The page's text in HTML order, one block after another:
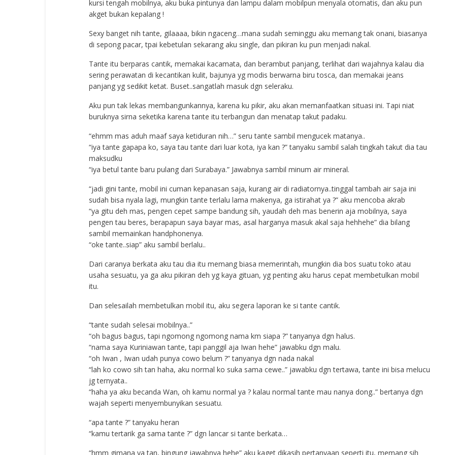
kursi tengah mobilnya, aku buka pintunya dan lampu dalam mobilpun menyala otomatis, dan aku pun
akget bukan kepalang !
Sexy banget nih tante, gilaaaa, bikin ngaceng…mana sudah seminggu aku memang tak onani, biasanya
di sepong pacar, tpai kebetulan sekarang aku single, dan pikiran ku pun menjadi nakal.
Tante itu berparas cantik, memakai kacamata, dan berambut panjang, terlihat dari wajahnya kalau dia
sering perawatan di kecantikan kulit, bajunya yg modis berwarna biru tosca, dan memakai jeans
panjang yg sedikit ketat. Buset..sangatlah masuk dgn seleraku.
Aku pun tak lekas membangunkannya, karena ku pikir, aku akan memanfaatkan situasi ini. Tapi niat
buruknya sirna seketika karena tante itu terbangun dan menatap takut padaku.
“ehmm mas aduh maaf saya ketiduran nih…” seru tante sambil mengucek matanya..
“iya tante gapapa ko, saya tau tante dari luar kota, iya kan ?” tanyaku sambil salah tingkah takut dia tau
maksudku
“iya betul tante baru pulang dari Surabaya.” Jawabnya sambil minum air mineral.
“jadi gini tante, mobil ini cuman kepanasan saja, kurang air di radiatornya..tinggal tambah air saja ini
sudah bisa nyala lagi, mungkin tante terlalu lama makenya, ga istirahat ya ?” aku mencoba akrab
“ya gitu deh mas, pengen cepet sampe bandung sih, yaudah deh mas benerin aja mobilnya, saya
pengen tau beres, berapapun saya bayar mas, asal harganya masuk akal saja hehhehe” dia bilang
sambil memainkan handphonenya.
“oke tante..siap” aku sambil berlalu..
Dari caranya berkata aku tau dia itu memang biasa memerintah, mungkin dia bos suatu toko atau
usaha sesuatu, ya ga aku pikiran deh yg kaya gituan, yg penting aku harus cepat membetulkan mobil
itu.
Dan selesailah membetulkan mobil itu, aku segera laporan ke si tante cantik.
“tante sudah selesai mobilnya..”
“oh bagus bagus, tapi ngomong ngomong nama km siapa ?” tanyanya dgn halus.
“nama saya Kuriniawan tante, tapi panggil aja Iwan hehe” jawabku dgn malu.
“oh Iwan , Iwan udah punya cowo belum ?” tanyanya dgn nada nakal
“lah ko cowo sih tan haha, aku normal ko suka sama cewe..” jawabku dgn tertawa, tante ini bisa melucu
jg ternyata..
“haha ya aku becanda Wan, oh kamu normal ya ? kalau normal tante mau nanya dong..” bertanya dgn
wajah seperti menyembunyikan sesuatu.
“apa tante ?” tanyaku heran
“kamu tertarik ga sama tante ?” dgn lancar si tante berkata…
“hmm gimana ya tan, bingung jawabnya hehe” aku kaget dikasih pertanyaan seperti itu, memang sih